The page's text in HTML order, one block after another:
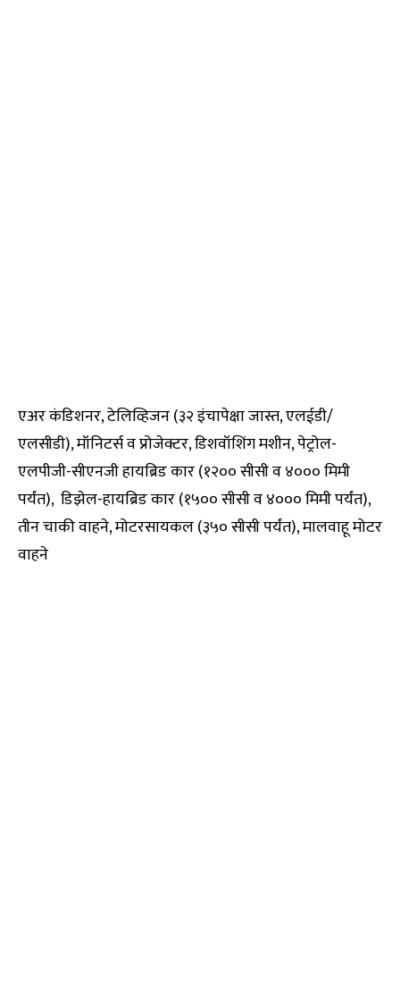
एअर कंडिशनर, टेलिव्हिजन (३२ इंचापेक्षा जास्त, एलईडी/
एलसीडी), मॉनिटर्स व प्रोजेक्टर, डिशवॉशिंग मशीन, पेट्रोल-
एलपीजी-सीएनजी हायब्रिड कार (१२०० सीसी व ४००० मिमी
पर्यंत), डिझेल-हायब्रिड कार (१५०० सीसी व ४००० मिमी पर्यंत),
तीन चाकी वाहने, मोटरसायकल (३५० सीसी पर्यंत), मालवाहू मोटर
वाहने